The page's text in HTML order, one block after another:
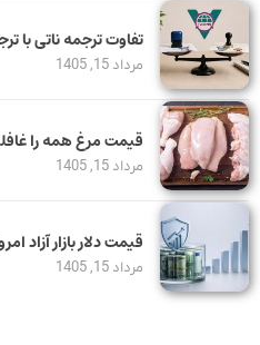
تفاوت ترجمه ناتی با
مرداد 15, 1405
قیمت مرغ همه را
مرداد 15, 1405
قیمت دلار بازار آزاد امروز پنجشنبه
مرداد 15, 1405